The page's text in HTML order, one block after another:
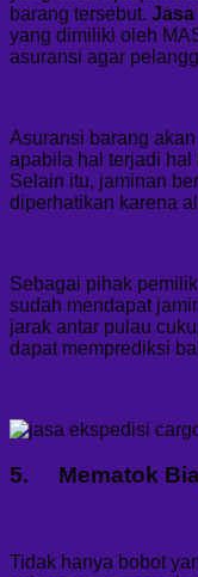
barang tersebut.
yang dimiliki oleh
asuransi agar
Asuransi barang
apabila hal terjadi hal
Selain itu, jaminan
diperhatikan karena
Sebagai pihak
sudah mendapat
jarak antar pulau
dapat memprediksi
5. Mematok
Tidak hanya bobot